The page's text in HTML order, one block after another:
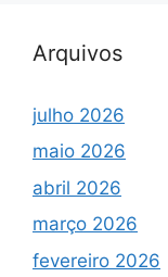
Arquivos
julho 2026
maio 2026
abril 2026
março 2026
fevereiro 2026